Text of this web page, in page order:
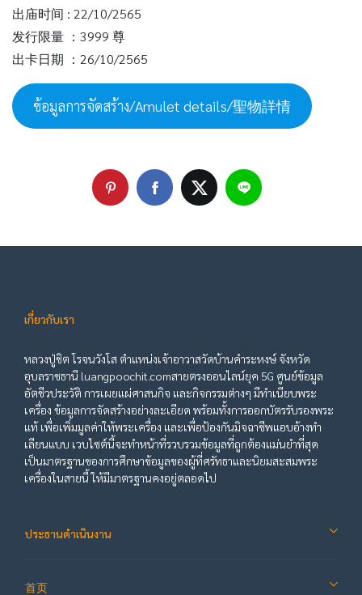
出庙时间 : 22/10/2565
发行限量 ：3999 尊
出卡日期 ：26/10/2565
ข้อมูลการจัดสร้าง/Amulet details/聖物詳情
เกี่ยวกับเรา
หลวงปู่ชิต โรจนวังโส ตำแหน่งเจ้าอาวาสวัดบ้านคำระหงษ์ จังหวัด
อุบลราชธานี luangpoochit.comสายตรงออนไลน์ยุค 5G ศูนย์ข้อมูล
อัตชีวประวัติ การเผยแผ่ศาสนกิจ และกิจกรรมต่างๆ มีทำเนียบพระ
เครื่อง ข้อมูลการจัดสร้างอย่างละเอียด พร้อมทั้งการออกบัตรรับรองพระ
แท้ เพื่อเพิ่มมูลค่าให้พระเครื่อง และเพื่อป้องกันมิจฉาชีพแอบอ้างทำ
เลียนแบบ เวบไซต์นี้จะทำหน้าที่รวบรวมข้อมูลที่ถูกต้องแม่นยำที่สุด
เป็นมาตรฐานของการศึกษาข้อมูลของผู้ที่ศรัทธาและนิยมสะสมพระ
เครื่องในสายนี้ ให้มีมาตรฐานคงอยู่ตลอดไป
ประธานดำเนินงาน
首页